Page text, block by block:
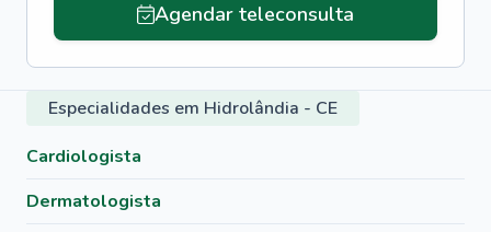
Agendar teleconsulta
Especialidades em Hidrolândia - CE
Cardiologista
Dermatologista